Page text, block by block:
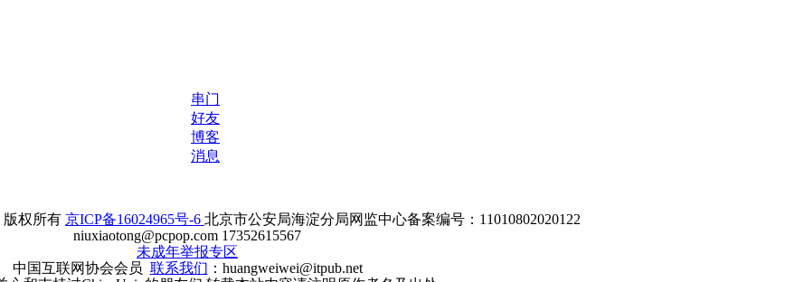
串门
好友
博客
消息
版权所有 京ICP备16024965号-6 北京市公安局海淀分局网监中心备案编号：11010802020122
niuxiaotong@pcpop.com 17352615567
未成年举报专区
中国互联网协会会员 联系我们 ：huangweiwei@itpub.net